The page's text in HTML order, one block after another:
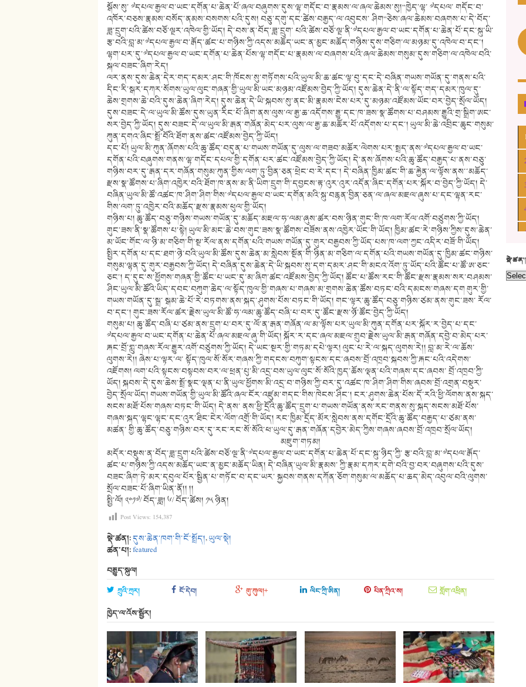
སྒོས་སུ་ ༧དཔལ་རྒྱལ་བ་ཡང་དགོན་པ་ཆེན་པོ་ཞལ་བཞུགས་དུས་ལྷ་གདོང་བ་རྣམས་ལ་ཞལ་ཆེམས་སུ།”ཁྱེད་ལྷ་ ༧དཔལ་ གདོང་བ་
འཁོར་བཅས་རྣམས་བསོད་ནམས་བསགས་པའི་དུས། བཅུ་དགུ་དང་ཚེས་བརྒྱད་ལ་འབུངས་ ཤིག”ཅེས་ཞལ་ཆེམས་བཞགས་པ་དེ་བོད་
ཟླ་དྲུག་པའི་ཚེས་བཅོ་ལྔར་འཁེལ་གྱི་ཡོད། དེ་བས་ན་བོད་ཟླ་དྲུག་ པའི་ཚེས་བཅོ་ལྔ་ནི་༧དཔལ་རྒྱལ་བ་ཡང་དགོན་པ་ཆེན་པོ་དང་སྐུ་ཡི་
རྩ་བའི་བླ་མ་༧དཔལ་རྒྱལ་བ་རྒོད་ཚང་པ་གཉིས་ཀྱི་འདས་མཆོད་ཡང་ན་མྱང་མཆོད་གཉིས་དུས་གཅིག་ལ་མཉམ་དུ་འཁེལ་བ་དང་།
ལྷག་པར་དུ་༧དཔལ་རྒྱལ་བ་ཡང་དགོན་པ་ཆེན་པོས་ལྷ་གདོང་པ་རྣམས་ལ་བཞགས་པའི་ཞལ་ཆེམས་གསུམ་དུས་གཅིག་ལ་འཁེལ་བའི་
སྐལ་བཟང་ཞིག་རེད།
ལར་ནས་དུས་ཆེན་དེར་གད་དམར་ཤང་གི་ཁོངས་སུ་གཏོགས་པའི་ཡུལ་མི་ཆ་ཚང་ལྟ་བུ་དང་དེ་བཞིན་གཡས་གཡོན་དུ་གནས་པའི་
དིང་རི་སྒར་དཀར་སོགས་ཡུལ་ལུང་གཞན་གྱི་ཡུལ་མི་ཡང་མཉམ་འཛོམས་བྱེད་ཀྱི་ཡོད། དུས་ཆེན་དེ་ནི་ལ་སྟོད་གད་དམར་ཁུལ་དུ་
ཆེས་གྲགས་ཆེ་བའི་དུས་ཆེན་ཞིག་རེད། དུས་ཆེན་དེ་ཡི་སྐབས་སུ་ནང་མི་རྣམས་ངེས་པར་དུ་མཉམ་འཛོམས་ཡོང་བར་བྱེད་སྲོལ་ཡོད།
དུས་བཟང་དེ་ལ་ཡུལ་མི་ཚོས་དུས་ཡུན་རིང་པོ་ཞིག་ནས་ལུས་ལ་རྒྱ་ཆ་འདོགས་རྒྱུ་དང་ཁ་ཟས་སྣ་ཚོགས་པ་བཤམས་རྒྱུའི་གྲ་སྒྲིག་ཨང་
སར་བྱེད་ཀྱི་ཡོད། དུས་བཟང་དེ་ལ་ཡུལ་མི་རྒན་གཞོན་མེད་པར་ལུས་ལ་རྒྱ་ཆ་མཆོར་པོ་འདོགས་པ་དང་། ཡུལ་མི་ཆེ་འབྲིང་ཆུང་གསུམ་
ཀུན་དགའ་ཞིང་སྤྲོ་བོའི་ཐོག་ནས་ཚང་འཛོམས་བྱེད་ཀྱི་ཡོད།
དང་པོ། ཡུལ་མི་ཀུན་ཞོགས་པའི་ཆུ་ཚོད་བདུན་པ་གཡས་གཡོན་དུ་ལུས་ལ་གཟབ་མཆོར་ལེགས་པར་སྤྲད་ནས་༧དཔལ་རྒྱལ་བ་ཡང་
དགོན་པའི་བཞུགས་གནས་ལྷ་གདོང་དཔལ་གྱི་དགོན་པར་ཚང་འཛོམས་བྱེད་ཀྱི་ཡོད། དེ་ནས་ཞོགས་པའི་ཆུ་ཚོད་བརྒྱད་པ་ནས་བཅུ་
གཉིས་བར་དུ་རྒན་དར་གཞོན་གསུམ་ཀུན་གྱིས་ལག་ཏུ་བྱིན་ཅན་ཕྲེང་བ་རེ་དང་། དེ་བཞིན་ཁྱིམ་ཚང་གི་ཆ་རྐྱེན་ལ་ལྟོས་ནས་་མཆོད་
རྫས་སྣ་ཚོགས་པ་ཞིག་འཁྱེར་བའི་ཐོག་ཁ་ནས་མ་ནི་ཡིག་དྲུག་གི་དབྱངས་རྟ་འུར་འུར་འདོན་ཞིང་དགོན་པར་སྐོར་བ་བྱེད་ཀྱི་ཡོད། དེ་
བཞིན་ཡུལ་མི་ཚོ་འཚང་ཁ་ཤིག་ཤིག་གིས་༧དཔལ་རྒྱལ་བ་ཡང་དགོན་མའི་སྐུ་བརྙན་བྱིན་ཅན་ལ་ཞལ་མཇལ་ཞུས་པ་དང་ལྷན་རང་
གིས་ལག་ཏུ་འཁྱེར་བའི་མཆོད་རྫས་རྣམས་ཕུལ་གྱི་ཡོད།
གཉིས་པ། ཆུ་ཚོད་བཅུ་གཉིས་གཡས་གཡོན་དུ་མཆོད་མཇལ་ཧ་ལམ་ཞུས་ཚར་བས་ཉིན་གུང་གི་ཁ་ལག་རོལ་འགོ་བཙུགས་ཀྱི་ཡོད།
གུང་ཟས་ནི་སྣ་ཚོགས་པ་སྟེ། ཡུལ་མི་མང་ཆེ་བས་གུང་ཟས་སྣ་ཚོགས་བཟོས་ནས་འཁྱེར་ཡོང་གི་ཡོད། ཁྱིམ་ཚང་རེ་གཉིས་ཀྱིས་དུས་ཆེན་
མ་ཡོང་གོང་ལ་ཉི་མ་གཅིག་གི་སྔ་རོལ་ནས་དགོན་པའི་གཡས་གཡོན་དུ་གུར་བརྒྱབས་ཀྱི་ཡོད་པས་ཁ་ལག་ཀྱང་འདིར་བཟོ་གི་ཡོད།
སྤྱིར་དགོན་པ་དང་ཐག་ཉེ་བའི་ཡུལ་མི་ཚོས་དུས་ཆེན་མ་སླེབས་སྔོན་གི་ཉིན་མ་གཅིག་ལ་དགོན་པའི་གཡས་གཡོན་དུ་ཁྱིམ་ཚང་གཉིས་
གསུམ་ལྷན་དུ་གུར་བརྒྱབས་ཀྱི་ཡོད། དེ་བཞིན་དུས་ཆེན་དེ་ཡི་སྐབས་སུ་དག་དམར་ཤང་གི་མངའ་འོག་ཏུ་ཡོད་པའི་ཚོང་པ་ཚོ་ཨ་ཅང་
ཅང་། ད་དུང་ས་ཕྱོགས་གཞན་གྱི་ཚོང་པ་ཡང་དུ་མ་ཞིག་ཚང་འཛོམས་བྱེད་ཀྱི་ཡོད། ཚོང་པ་ཚོས་རང་གི་ཚོང་རྫས་རྣམས་སར་བཤམས་
ཤིང་ཡུལ་མི་ཚོའི་ཡིད་དབང་བཀུག་ཆེད་ལ་སྟོད་ཁུལ་གྱི་གཞས་པ་གཞས་མ་གྲགས་ཆེན་ཚོས་བཏང་བའི་དམངས་གཞས་དག གུར་གྱི་
གཡས་གཡོན་དུ་སྒྲ་ སྒམ་ཆེ་པོ་རེ་བཏགས་ནས་སྐད་ཤུགས་པོས་བཏང་གི་ཡོད། གང་ལྟར་ཆུ་ཚོད་བཅུ་གཉིས་ཙམ་ནས་གུང་ཟས་ རོལ་
བ་དང་། གུང་ཟས་རོལ་ཚར་རྗེས་ཡུལ་མི་ཚོ་ཧ་ལམ་ཆུ་ཚོད་བཞི་པ་བར་དུ་ཚོང་རྫས་ཉོ་ཚོང་བྱེད་ཀྱི་ཡོད།
གསུམ་པ། ཆུ་ཚོད་བཞི་པ་ཙམ་ནས་དྲུག་པ་བར་དུ་ལོ་ན་རྒན་གཞོན་ལ་མ་ལྟོས་པར་ཡུལ་མི་ཀུན་དགོན་པར་སྐོར་ར་བྱེད་པ་དང་
༧དཔལ་རྒྱལ་བ་ཡང་དགོན་པ་ཆེན་པོ་ཞལ་མཇལ་ཞུ་གི་ཡོད། སྐོར་ར་དང་ཞལ་མཇལ་གྲུབ་རྗེས་ཡུལ་མི་རྒན་གཞོན་དབྱེ་བ་མེད་པར་
རྐང་བྲོ་གླུ་གཞས་རོལ་རྒྱུར་འགོ་བཙུགས་ཀྱི་ཡོད། དེ་ཡང་སྔར་གྱི་གཏམ་དཔེ་ལྟར། ལུང་པ་རེ་ལ་སྐད་ལུགས་རེ།། བླ་མ་རེ་ལ་ཆོས་
ལུགས་རེ།། ཞེས་པ་ལྟར་ལ་ སྟོད་ཁུལ་སོ་སོར་གཞས་ཀྱི་གདངས་བཀུག་སྟངས་དང་ཞབས་བྲོ་འཁྲབ་སྐབས་ཀྱི་རྐང་པའི་འདེགས་
འཇོགས། ལག་པའི་སྟངས་བསྟབས་བར་ལ་ཕྲན་པུ་མི་འདྲ་བས་ཡུལ་ལུང་སོ་སོའི་ཁྱད་ཆོས་ལྡན་པའི་གཞས་དང་ཞབས་ བྲོ་འཁྲབ་ཀྱི་
ཡོད། སྐབས་དེ་དུས་ཆེས་སྤྲོ་སྣང་ལྡན་པ་ནི་ཡུལ་ཕྱོགས་མི་འདྲ་བ་གཉིས་ཀྱི་བར་དུ་འཚང་ཁ་ཤིག་ཤིག་གིས་ཞབས་བྲོ་འགྲན་བསྡུར་
བྱེད་སྲོལ་ཡོད། གཡས་གཡོན་གྱི་ཡུལ་མི་ཚོའི་ཞལ་ངོར་འཛུམ་གདང་གིས་ཁེངས་ཤིང་། ངར་ཤུགས་ཆེན་པོས་དོ་རའི་ཕྱི་ལོགས་ནས་སྐད་
སངས་མཐོ་པོས་གཞས་བཏང་གི་ཡོད། དེ་ནས་ ནས་ཕྱི་དྲོའི་ཆུ་ཚོད་དྲུག་པ་གཡས་གཡོན་ནས་རང་གནས་སུ་སྐད་སངས་མཐོ་པོས་
གཞས་སྐད་ལྷང་ལྷང་དང་འུར་ཐིང་ངེར་ལོག་འགྲོ་གི་ཡོད། རང་ཁྱིམ་དྲོད་མོར་སླེབས་ནས་དགོང་དྲོའི་ཆུ་ཚོད་བརྒྱད་པ་ཙམ་ནས་
མཚན་ གྱི་ཆུ་ཚོད་བཅུ་གཉིས་བར་དུ་རང་རང་སོ་སོའི་ཕ་ཡུལ་དུ་རྒན་གཞོན་དབྱེར་མེད་ཀྱིས་གཞས་ཞབས་བྲོ་འཁྲབ་སྲོལ་ཡོད།
མཇུག་གཏམ།
མདོར་བསྡུས་ན་བོད་ཟླ་དྲུག་པའི་ཚེས་བཅོ་ལྔ་ནི་༧དཔལ་རྒྱལ་བ་ཡང་དགོན་པ་ཆེན་པོ་དང་སྐུ་ཉིད་ཀྱི་ རྩ་བའི་བླ་མ་༧དཔལ་རྒོད་
ཚང་པ་གཉིས་ཀྱི་འདས་མཆོད་ཡང་ན་མྱང་མཆོད་ཡིན། དེ་བཞིན་ཡུལ་མི་རྣམས་ ཀྱི་རྣམ་དཀར་དགེ་བའི་བྱ་བར་བཞུགས་པའི་དུས་
བཟང་ཞིག་ཏེ་མར་དབུལ་པོར་སྦྱིན་པ་གཏོང་བ་དང་ཡར་ སྐྱབས་གནས་དཀོན་ཅོག་གསུམ་ལ་མཆོད་པ་ཆད་མེད་འབུལ་བའི་ལུགས་
སྲོལ་བཟང་པོ་ཞིག་ཡིན་ནོ།། །།
སྤྱི་ལོ། ༢༠༡༧/ བོད་ཟླ། ༦/ བོད་ཚེས། ༡༥ ཉིན།
Post Views: 154,387
སྡེ་ཚན།:དུས་ཆེན་ཁག་གི་ངོ་སྤྲོད།,ཡུལ་སྡེ།
ཚན་པ།:featured
བརྒྱུད་སྐུལ།
ཀྲུའི་ཀྲར། ངོ་དེབ། གུ་ཀུལ།+ ལིང་ཀྲི་ཨིན། པིན་ཀྲིའ་ས། གློག་འཕྲིན།
ཁྱེད་ལ་འོས་སྦྱོར།